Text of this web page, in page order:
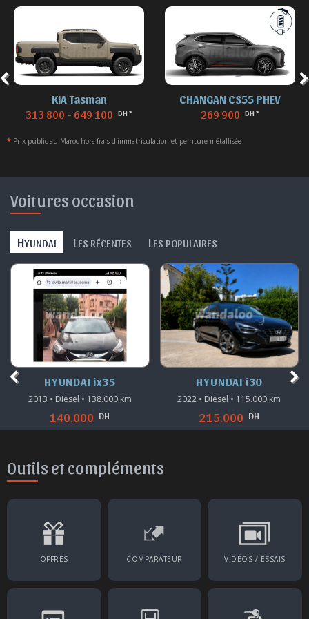
KIA Tasman
313 800 - 649 100 DH *
CHANGAN CS55 PHEV
269 900 DH *
* Prix public au Maroc hors frais d'immatriculation et peinture métallisée
Voitures occasion
HYUNDAI L ES RÉCENTES L ES POPULAIRES
HYUNDAI ix35
2013 • Diesel • 138.000 km
140.000 DH
HYUNDAI i30
2022 • Diesel • 115.000 km
215.000 DH
Outils et compléments
OFFRES COMPARATEUR VIDÉOS / ESSAIS